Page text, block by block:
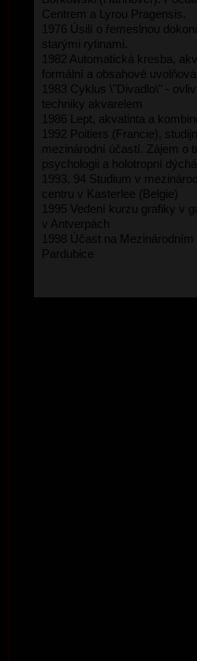
Centrem a Lyrou Pragensis.
1976 Úsilí o řemeslnou
starými rytinami.
1982 Automatická kresba,
formální a obsahové
1983 Cyklus \"Divadlo\" -
techniky akvarelem
1986 Lept, akvatinta a
1992 Poitiers (Francie),
mezinárodní účastí. Zájem o
psychologii a holotropní
1993, 94 Studium v
centru v Kasterlee (Belgie)
1995 Vedení kurzu grafiky v
v Antverpách
1998 Účast na
Pardubice